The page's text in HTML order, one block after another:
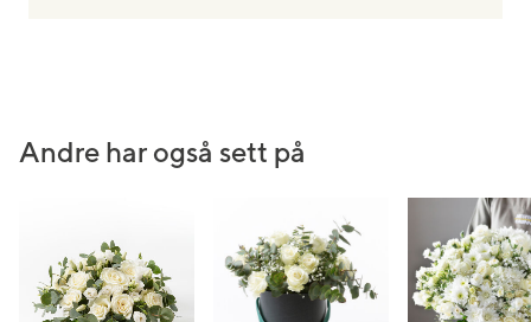
Andre har også sett på